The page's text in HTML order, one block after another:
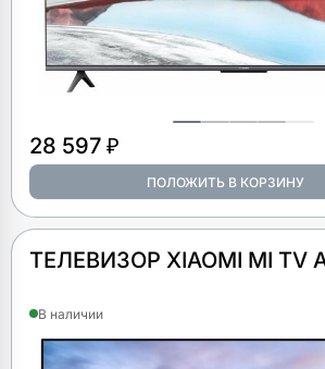
28 597 ₽
ТЕЛЕВИЗОР XIAOMI MI TV
В наличии